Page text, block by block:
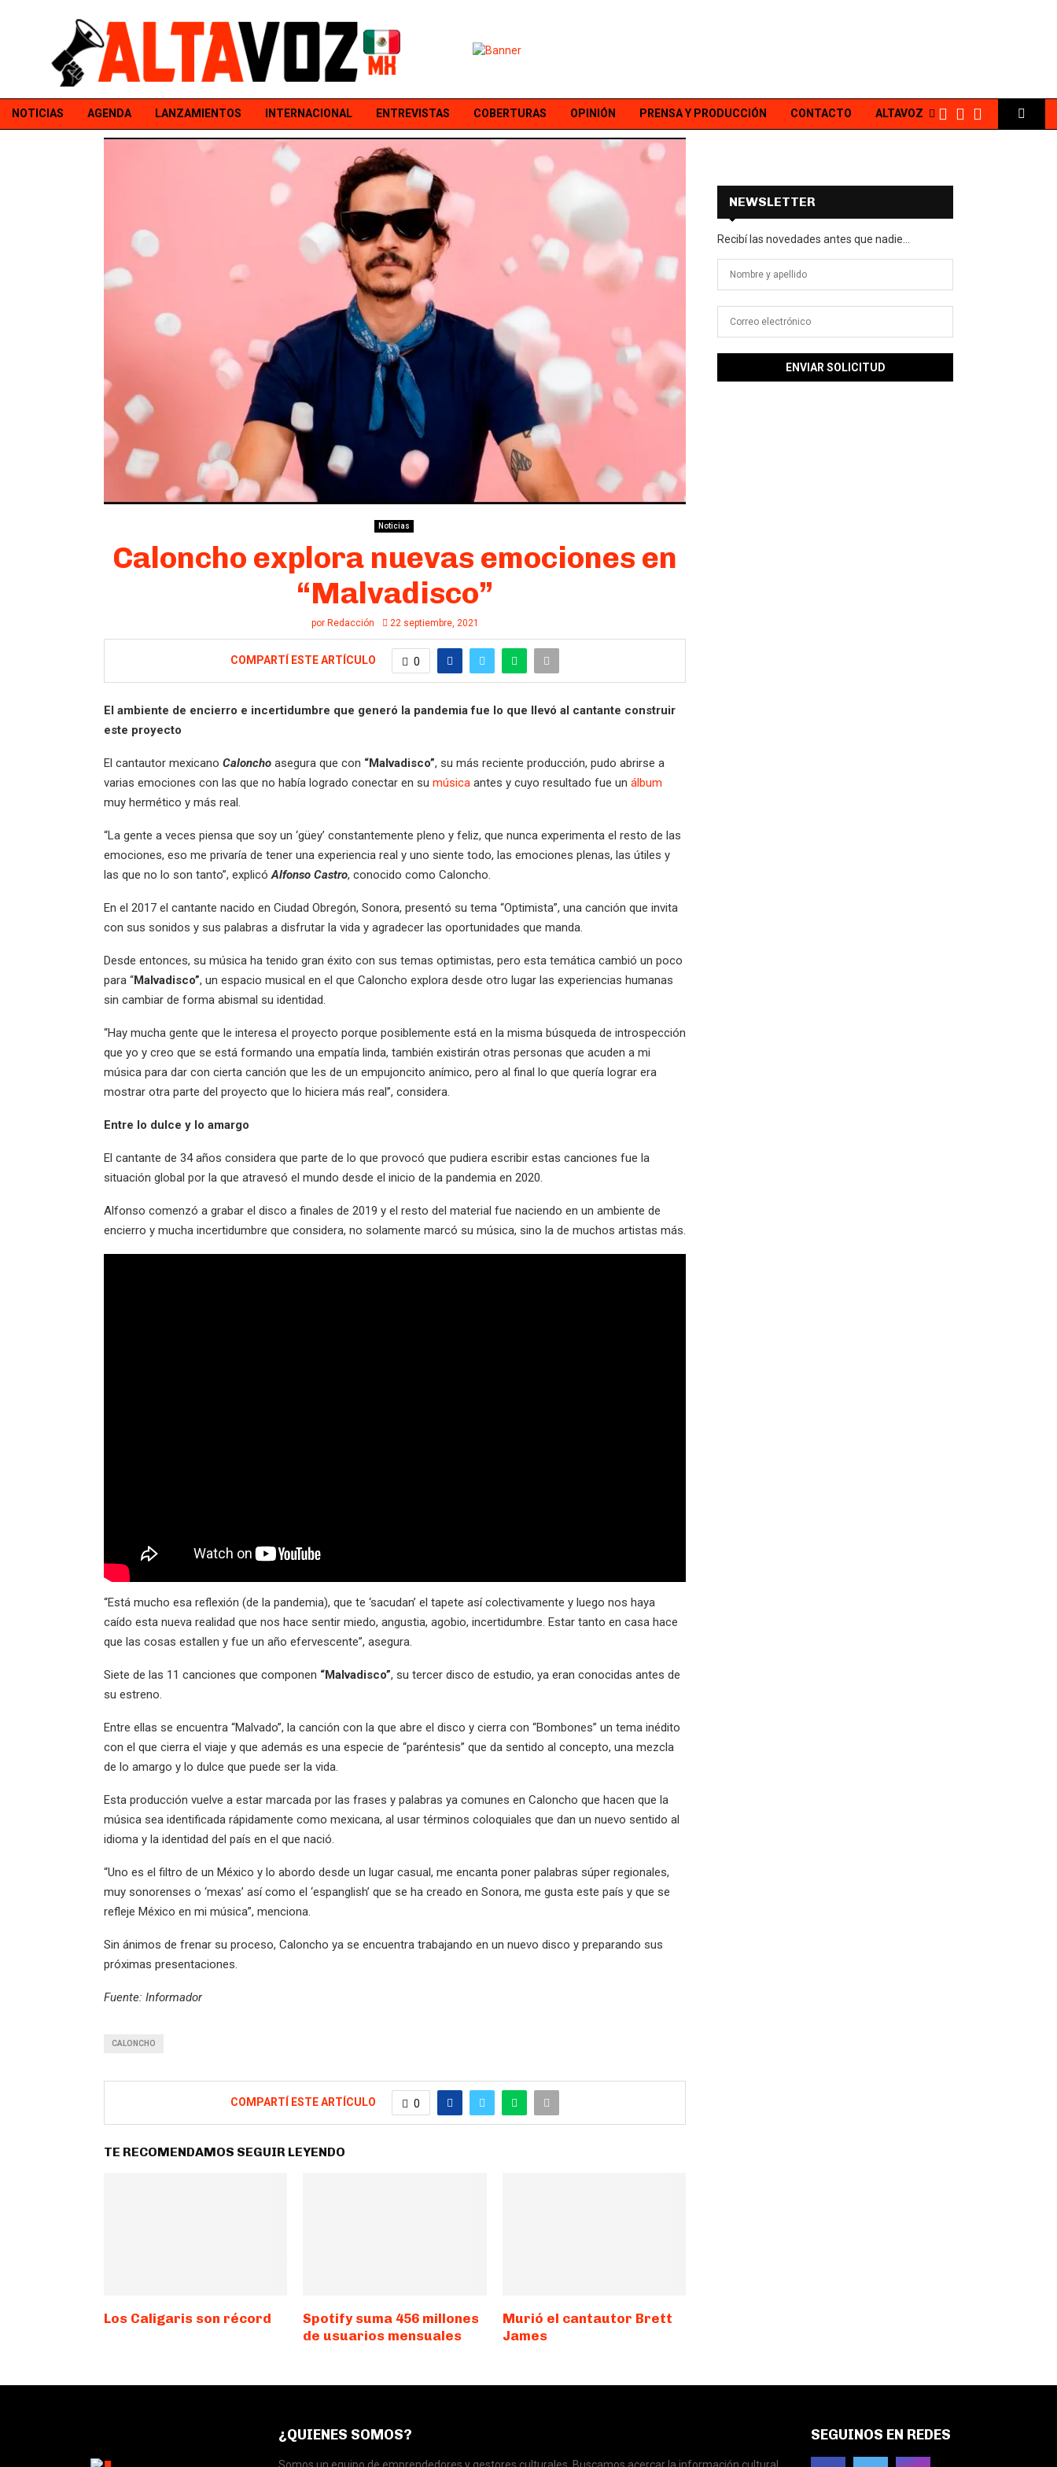
NOTICIAS AGENDA LANZAMIENTOS INTERNACIONAL ENTREVISTAS COBERTURAS OPINIÓN PRENSA Y PRODUCCIÓN CONTACTO ALTAVOZ
Noticias
Caloncho explora nuevas emociones en
“Malvadisco”
por Redacción 22 septiembre, 2021
COMPARTÍ ESTE ARTÍCULO 0
El ambiente de encierro e incertidumbre que generó la pandemia fue lo que llevó al cantante construir
este proyecto
El cantautor mexicano Caloncho asegura que con “Malvadisco”, su más reciente producción, pudo abrirse a
varias emociones con las que no había logrado conectar en su música antes y cuyo resultado fue un álbum
muy hermético y más real.
“La gente a veces piensa que soy un ‘güey’ constantemente pleno y feliz, que nunca experimenta el resto de las
emociones, eso me privaría de tener una experiencia real y uno siente todo, las emociones plenas, las útiles y
las que no lo son tanto”, explicó Alfonso Castro, conocido como Caloncho.
En el 2017 el cantante nacido en Ciudad Obregón, Sonora, presentó su tema “Optimista”, una canción que invita
con sus sonidos y sus palabras a disfrutar la vida y agradecer las oportunidades que manda.
Desde entonces, su música ha tenido gran éxito con sus temas optimistas, pero esta temática cambió un poco
para “Malvadisco”, un espacio musical en el que Caloncho explora desde otro lugar las experiencias humanas
sin cambiar de forma abismal su identidad.
“Hay mucha gente que le interesa el proyecto porque posiblemente está en la misma búsqueda de introspección
que yo y creo que se está formando una empatía linda, también existirán otras personas que acuden a mi
música para dar con cierta canción que les de un empujoncito anímico, pero al final lo que quería lograr era
mostrar otra parte del proyecto que lo hiciera más real”, considera.
Entre lo dulce y lo amargo
El cantante de 34 años considera que parte de lo que provocó que pudiera escribir estas canciones fue la
situación global por la que atravesó el mundo desde el inicio de la pandemia en 2020.
Alfonso comenzó a grabar el disco a finales de 2019 y el resto del material fue naciendo en un ambiente de
encierro y mucha incertidumbre que considera, no solamente marcó su música, sino la de muchos artistas más.
“Está mucho esa reflexión (de la pandemia), que te ‘sacudan’ el tapete así colectivamente y luego nos haya
caído esta nueva realidad que nos hace sentir miedo, angustia, agobio, incertidumbre. Estar tanto en casa hace
que las cosas estallen y fue un año efervescente”, asegura.
Siete de las 11 canciones que componen “Malvadisco”, su tercer disco de estudio, ya eran conocidas antes de
su estreno.
Entre ellas se encuentra “Malvado”, la canción con la que abre el disco y cierra con “Bombones” un tema inédito
con el que cierra el viaje y que además es una especie de “paréntesis” que da sentido al concepto, una mezcla
de lo amargo y lo dulce que puede ser la vida.
Esta producción vuelve a estar marcada por las frases y palabras ya comunes en Caloncho que hacen que la
música sea identificada rápidamente como mexicana, al usar términos coloquiales que dan un nuevo sentido al
idioma y la identidad del país en el que nació.
“Uno es el filtro de un México y lo abordo desde un lugar casual, me encanta poner palabras súper regionales,
muy sonorenses o ‘mexas’ así como el ‘espanglish’ que se ha creado en Sonora, me gusta este país y que se
refleje México en mi música”, menciona.
Sin ánimos de frenar su proceso, Caloncho ya se encuentra trabajando en un nuevo disco y preparando sus
próximas presentaciones.
Fuente: Informador
CALONCHO
COMPARTÍ ESTE ARTÍCULO 0
TE RECOMENDAMOS SEGUIR LEYENDO
Los Caligaris son récord
Spotify suma 456 millones
de usuarios mensuales
Murió el cantautor Brett
James
NEWSLETTER
Recibí las novedades antes que nadie...
¿QUIENES SOMOS?
Somos un equipo de emprendedores y gestores culturales. Buscamos acercar la información cultural
SEGUINOS EN REDES